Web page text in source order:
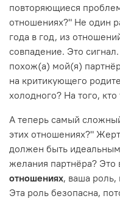
повторяющиеся
отношениях?" Не один
года в год, из
совпадение. Это
похож(а) мой(я)
на критикующего
холодного? На того,
А теперь самый
этих отношениях?"
должен быть
желания партнёра? Это
отношениях, ваша
Эта роль безопасна,